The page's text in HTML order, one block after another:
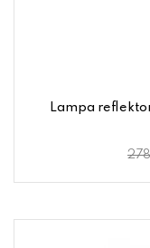
Lampa